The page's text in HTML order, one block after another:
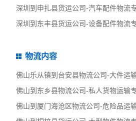
深圳到申扎县货运公司-汽车配件物流
深圳到东丰县货运公司-设备配件物流
物流内容
佛山乐从镇到台安县物流公司-大件运
佛山到东乡县物流公司-私人货物运输
佛山到厦门海沧区物流公司-危险品运